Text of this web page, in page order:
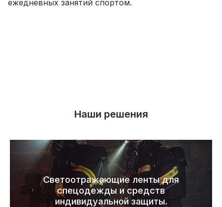
ежедневных занятий спортом.
Наши решения
Светоотражающие ленты для
спецодежды и средств
индивидуальной защиты.